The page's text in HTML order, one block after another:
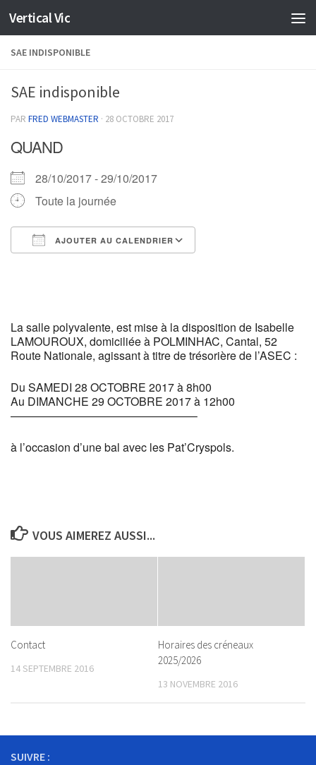
Skip to content
Vertical Vic
SAE INDISPONIBLE
SAE indisponible
PAR FRED WEBMASTER · 28 OCTOBRE 2017
QUAND
28/10/2017 - 29/10/2017
Toute la journée
AJOUTER AU CALENDRIER
La salle polyvalente, est mise à la disposition de Isabelle
LAMOUROUX, domiciliée à POLMINHAC, Cantal, 52
Route Nationale, agissant à titre de trésorière de l’ASEC :
Du SAMEDI 28 OCTOBRE 2017 à 8h00
Au DIMANCHE 29 OCTOBRE 2017 à 12h00
————————————————–
à l’occasion d’une bal avec les Pat’Cryspols.
VOUS AIMEREZ AUSSI...
Contact
14 SEPTEMBRE 2016
Horaires des créneaux
2025/2026
13 NOVEMBRE 2016
SUIVRE :